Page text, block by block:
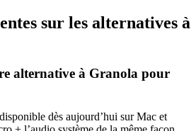
sur les alternatives à
alternative à Granola pour
dès aujourd’hui sur Mac et